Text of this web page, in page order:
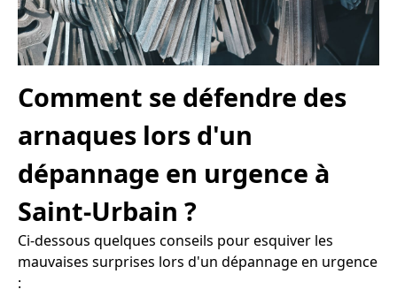
Comment se défendre des
arnaques lors d'un
dépannage en urgence à
Saint-Urbain ?
Ci-dessous quelques conseils pour esquiver les
mauvaises surprises lors d'un dépannage en urgence
: